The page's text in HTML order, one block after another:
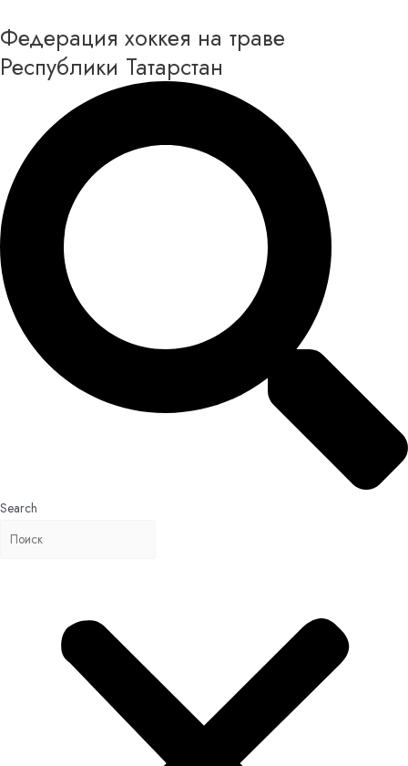
к
содержимому
Федерация хоккея на траве
Республики Татарстан
Search